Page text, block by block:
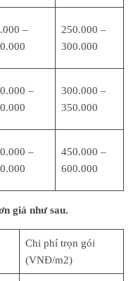
–
250.000 –
300.000
–
300.000 –
350.000
–
450.000 –
600.000
giá như sau.
Chi phí trọn gói
(VNĐ/m2)